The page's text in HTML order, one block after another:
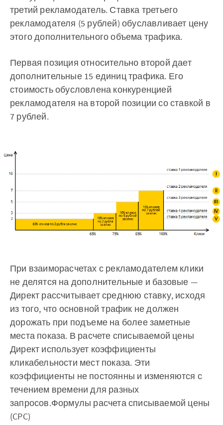
третий рекламодатель. Ставка третьего
рекламодателя (5 рублей) обуславливает цену
этого дополнительного объема трафика.
Первая позиция относительно второй дает
дополнительные 15 единиц трафика. Его
стоимость обусловлена конкуренцией
рекламодателя на второй позиции со ставкой в
7 рублей.
При взаиморасчетах с рекламодателем клики
не делятся на дополнительные и базовые —
Директ рассчитывает среднюю ставку, исходя
из того, что основной трафик не должен
дорожать при подъеме на более заметные
места показа. В расчете списываемой цены
Директ использует коэффициенты
кликабельности мест показа. Эти
коэффициенты не постоянны и изменяются с
течением времени для разных
запросов.Формулы расчета списываемой цены
(CPC)